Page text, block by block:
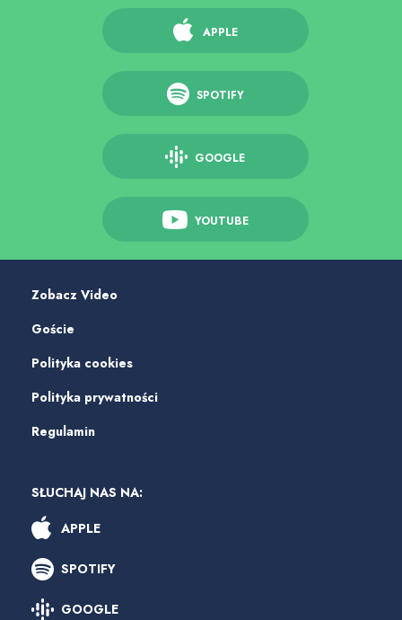
APPLE
SPOTIFY
GOOGLE
YOUTUBE
Zobacz Video
Goście
Polityka cookies
Polityka prywatności
Regulamin
SŁUCHAJ NAS NA:
APPLE
SPOTIFY
GOOGLE